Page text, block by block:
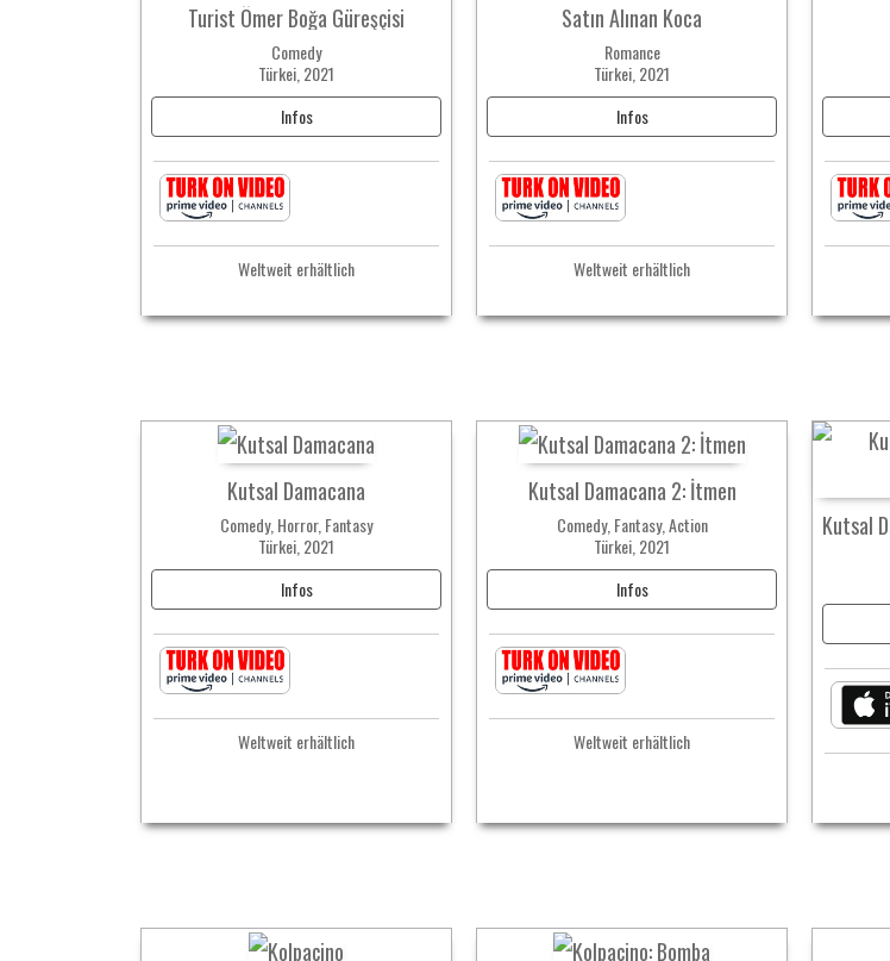
Turist Ömer Boğa Güreşçisi
Comedy
Türkei, 2021
Infos
Weltweit erhältlich
Satın Alınan Koca
Romance
Türkei, 2021
Infos
Weltweit erhältlich
Kutsal Damacana
Comedy, Horror, Fantasy
Türkei, 2021
Infos
Weltweit erhältlich
Kutsal Damacana 2: İtmen
Comedy, Fantasy, Action
Türkei, 2021
Infos
Weltweit erhältlich